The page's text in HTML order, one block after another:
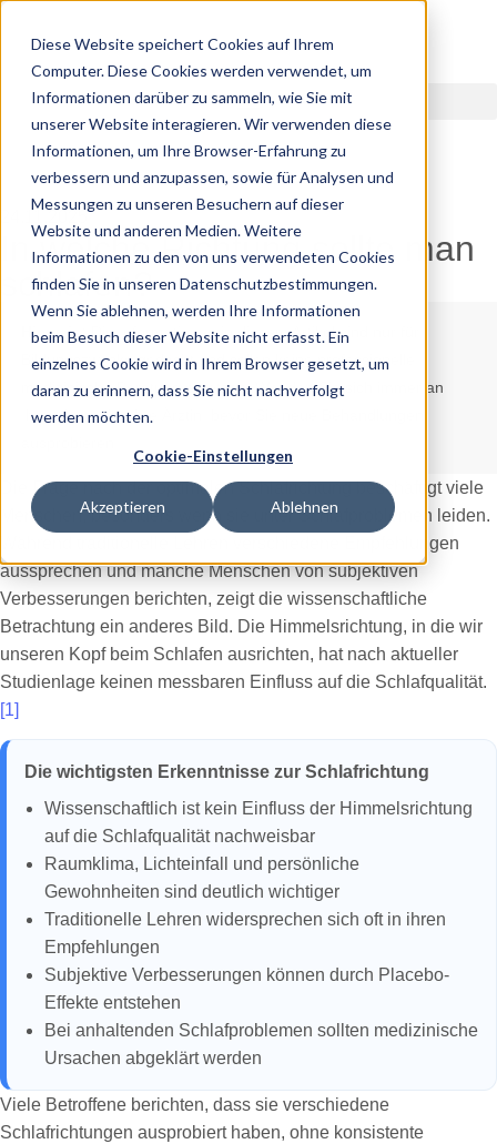
Diese Website speichert Cookies auf Ihrem
Computer. Diese Cookies werden verwendet, um
Informationen darüber zu sammeln, wie Sie mit
unserer Website interagieren. Wir verwenden diese
Informationen, um Ihre Browser-Erfahrung zu
verbessern und anzupassen, sowie für Analysen und
Messungen zu unseren Besuchern auf dieser
Website und anderen Medien. Weitere
Informationen zu den von uns verwendeten Cookies
finden Sie in unseren Datenschutzbestimmungen.
Wenn Sie ablehnen, werden Ihre Informationen
beim Besuch dieser Website nicht erfasst. Ein
einzelnes Cookie wird in Ihrem Browser gesetzt, um
daran zu erinnern, dass Sie nicht nachverfolgt
werden möchten.
Cookie-Einstellungen
Akzeptieren Ablehnen
24.11.2025
In welche Richtung sollte man
schlafen?
Hinweis:Die Informationen in diesem Artikel sind nur für
Bildungszwecke gedacht und sollen keine professionelle
medizinische Beratung ersetzen. Wenden Sie sich immer an
Ihren Arzt oder Ihre Ärztin, bevor Sie neue Behandlungen
Die Frage nach der optimalen Schlafrichtung beschäftigt viele
Menschen, besonders wenn sie unter Schlafproblemen leiden.
Während traditionelle Lehren verschiedene Empfehlungen
aussprechen und manche Menschen von subjektiven
Verbesserungen berichten, zeigt die wissenschaftliche
Betrachtung ein anderes Bild. Die Himmelsrichtung, in die wir
unseren Kopf beim Schlafen ausrichten, hat nach aktueller
Studienlage keinen messbaren Einfluss auf die Schlafqualität.
[1]
Die wichtigsten Erkenntnisse zur Schlafrichtung
Wissenschaftlich ist kein Einfluss der Himmelsrichtung
auf die Schlafqualität nachweisbar
Raumklima, Lichteinfall und persönliche
Gewohnheiten sind deutlich wichtiger
Traditionelle Lehren widersprechen sich oft in ihren
Empfehlungen
Subjektive Verbesserungen können durch Placebo-
Effekte entstehen
Bei anhaltenden Schlafproblemen sollten medizinische
Ursachen abgeklärt werden
Viele Betroffene berichten, dass sie verschiedene
Schlafrichtungen ausprobiert haben, ohne konsistente